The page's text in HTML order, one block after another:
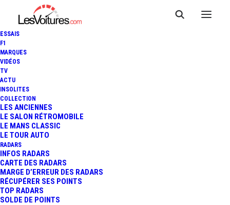
ESSAIS
F1
MARQUES
VIDÉOS
TV
ACTU
INSOLITES
COLLECTION
LES ANCIENNES
LE SALON RÉTROMOBILE
LE MANS CLASSIC
LE TOUR AUTO
RADARS
INFOS RADARS
CARTE DES RADARS
MARGE D’ERREUR DES RADARS
RÉCUPÉRER SES POINTS
TOP RADARS
SOLDE DE POINTS
24 août 2017